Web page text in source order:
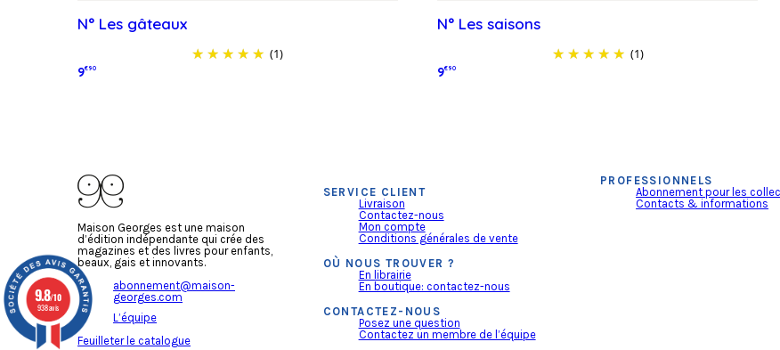
N° Les gâteaux
(1)
9€90
N° Les saisons
(1)
9€90
Maison Georges est une maison
d’édition indépendante qui crée des
magazines et des livres pour enfants,
beaux, gais et innovants.
abonnement@maison-
georges.com
L’équipe
Feuilleter le catalogue
SERVICE CLIENT
Livraison
Contactez-nous
Mon compte
Conditions générales de vente
OÙ NOUS TROUVER ?
En librairie
En boutique: contactez-nous
CONTACTEZ-NOUS
Posez une question
Contactez un membre de l’équipe
PROFESSIONNELS
Abonnement pour les
Contacts & informations
9.8/10
938 avis